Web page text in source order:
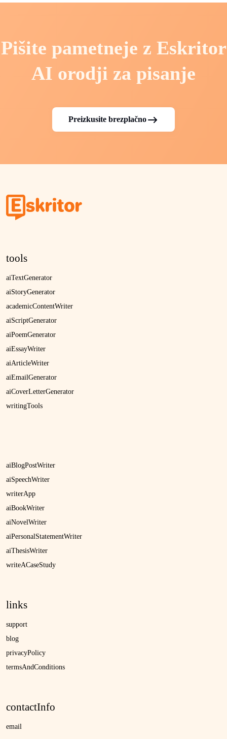
Pišite pametneje z Eskritor
AI orodji za pisanje
Preizkusite brezplačno
tools
aiTextGenerator
aiStoryGenerator
academicContentWriter
aiScriptGenerator
aiPoemGenerator
aiEssayWriter
aiArticleWriter
aiEmailGenerator
aiCoverLetterGenerator
writingTools
aiBlogPostWriter
aiSpeechWriter
writerApp
aiBookWriter
aiNovelWriter
aiPersonalStatementWriter
aiThesisWriter
writeACaseStudy
links
support
blog
privacyPolicy
termsAndConditions
contactInfo
email